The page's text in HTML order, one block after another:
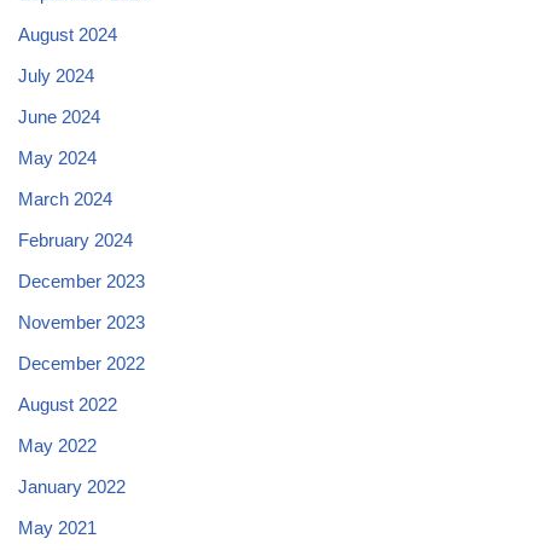
August 2024
July 2024
June 2024
May 2024
March 2024
February 2024
December 2023
November 2023
December 2022
August 2022
May 2022
January 2022
May 2021